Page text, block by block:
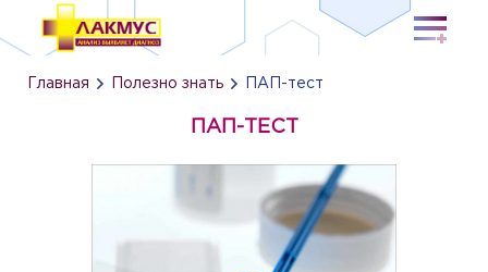
Главная Полезно знать ПАП-тест
ПАП-ТЕСТ